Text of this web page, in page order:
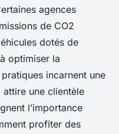
agences
de CO2
dotés de
optimiser la
incarnent une
une clientèle
l’importance
profiter des